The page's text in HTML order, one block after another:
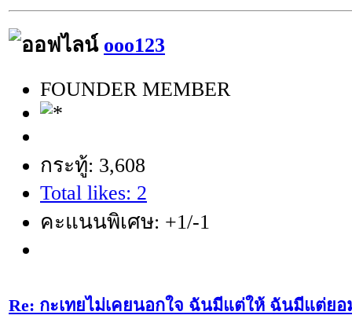
ooo123
FOUNDER MEMBER
กระทู้: 3,608
Total likes: 2
คะแนนพิเศษ: +1/-1
Re: กะเทยไม่เคยนอกใจ ฉันมีแต่ให้ ฉันมีแต่ยอ